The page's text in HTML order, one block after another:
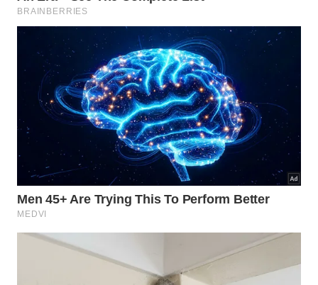
Quais riscos o superaquecimento do
carregador representa para o
celular?
O calor excessivo gerado pelo carregador se
transmite diretamente para a bateria do celular
durante o carregamento.Baterias de íonsde lítio,
presentes na maioria dos smartphones modernos,
são especialmente sensíveis a altas temperaturas. A
exposição contínua ao calor acelera a degradação
química das células da bateria, reduzindo sua